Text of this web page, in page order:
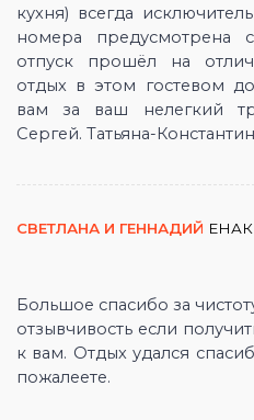
кухня) всегда
номера предусмотрена
отпуск прошёл на
отдых в этом гостевом
вам за ваш нелегкий
Сергей. Татьяна-
СВЕТЛАНА И ГЕННАДИЙ
Большое спасибо за
отзывчивость если
к вам. Отдых удался
пожалеете.